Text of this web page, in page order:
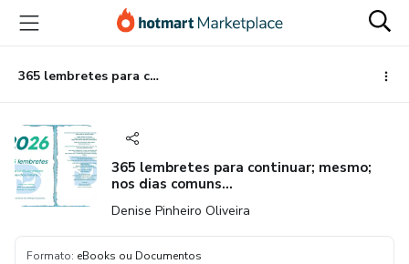
para
conteúdo
principal
para
pagamento
para
rodapé
365 lembretes para continuar; mesmo; nos dias comuns...
365 lembretes para continuar; mesmo;
nos dias comuns...
Denise Pinheiro Oliveira
Formato: eBooks ou Documentos